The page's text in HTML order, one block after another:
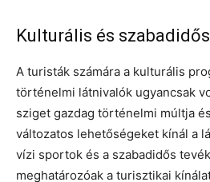
Kulturális és
A turisták számára a kulturális
történelmi látnivalók ugyancsak
sziget gazdag történelmi múltja
változatos lehetőségeket kínál a
vízi sportok és a szabadidős
meghatározóak a turisztikai